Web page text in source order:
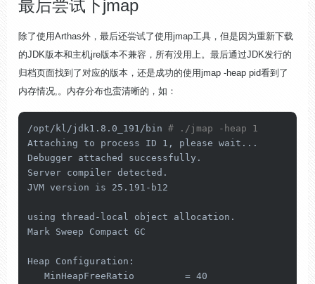
最后尝试下jmap
除了使用Arthas外，最后还尝试了使用jmap工具，但是因为重新下载
的JDK版本和主机jre版本不兼容，所有没用上。最后通过JDK发行的
归档页面找到了对应的版本，还是成功的使用jmap -heap pid看到了
内存情况,。内存分布也蛮清晰的，如：
/opt/kl/jdk1.8.0_191/bin # ./jmap -heap 1
Attaching to process ID 1, please wait...
Debugger attached successfully.
Server compiler detected.
JVM version is 25.191-b12
using thread-local object allocation.
Mark Sweep Compact GC
Heap Configuration:
   MinHeapFreeRatio         = 40